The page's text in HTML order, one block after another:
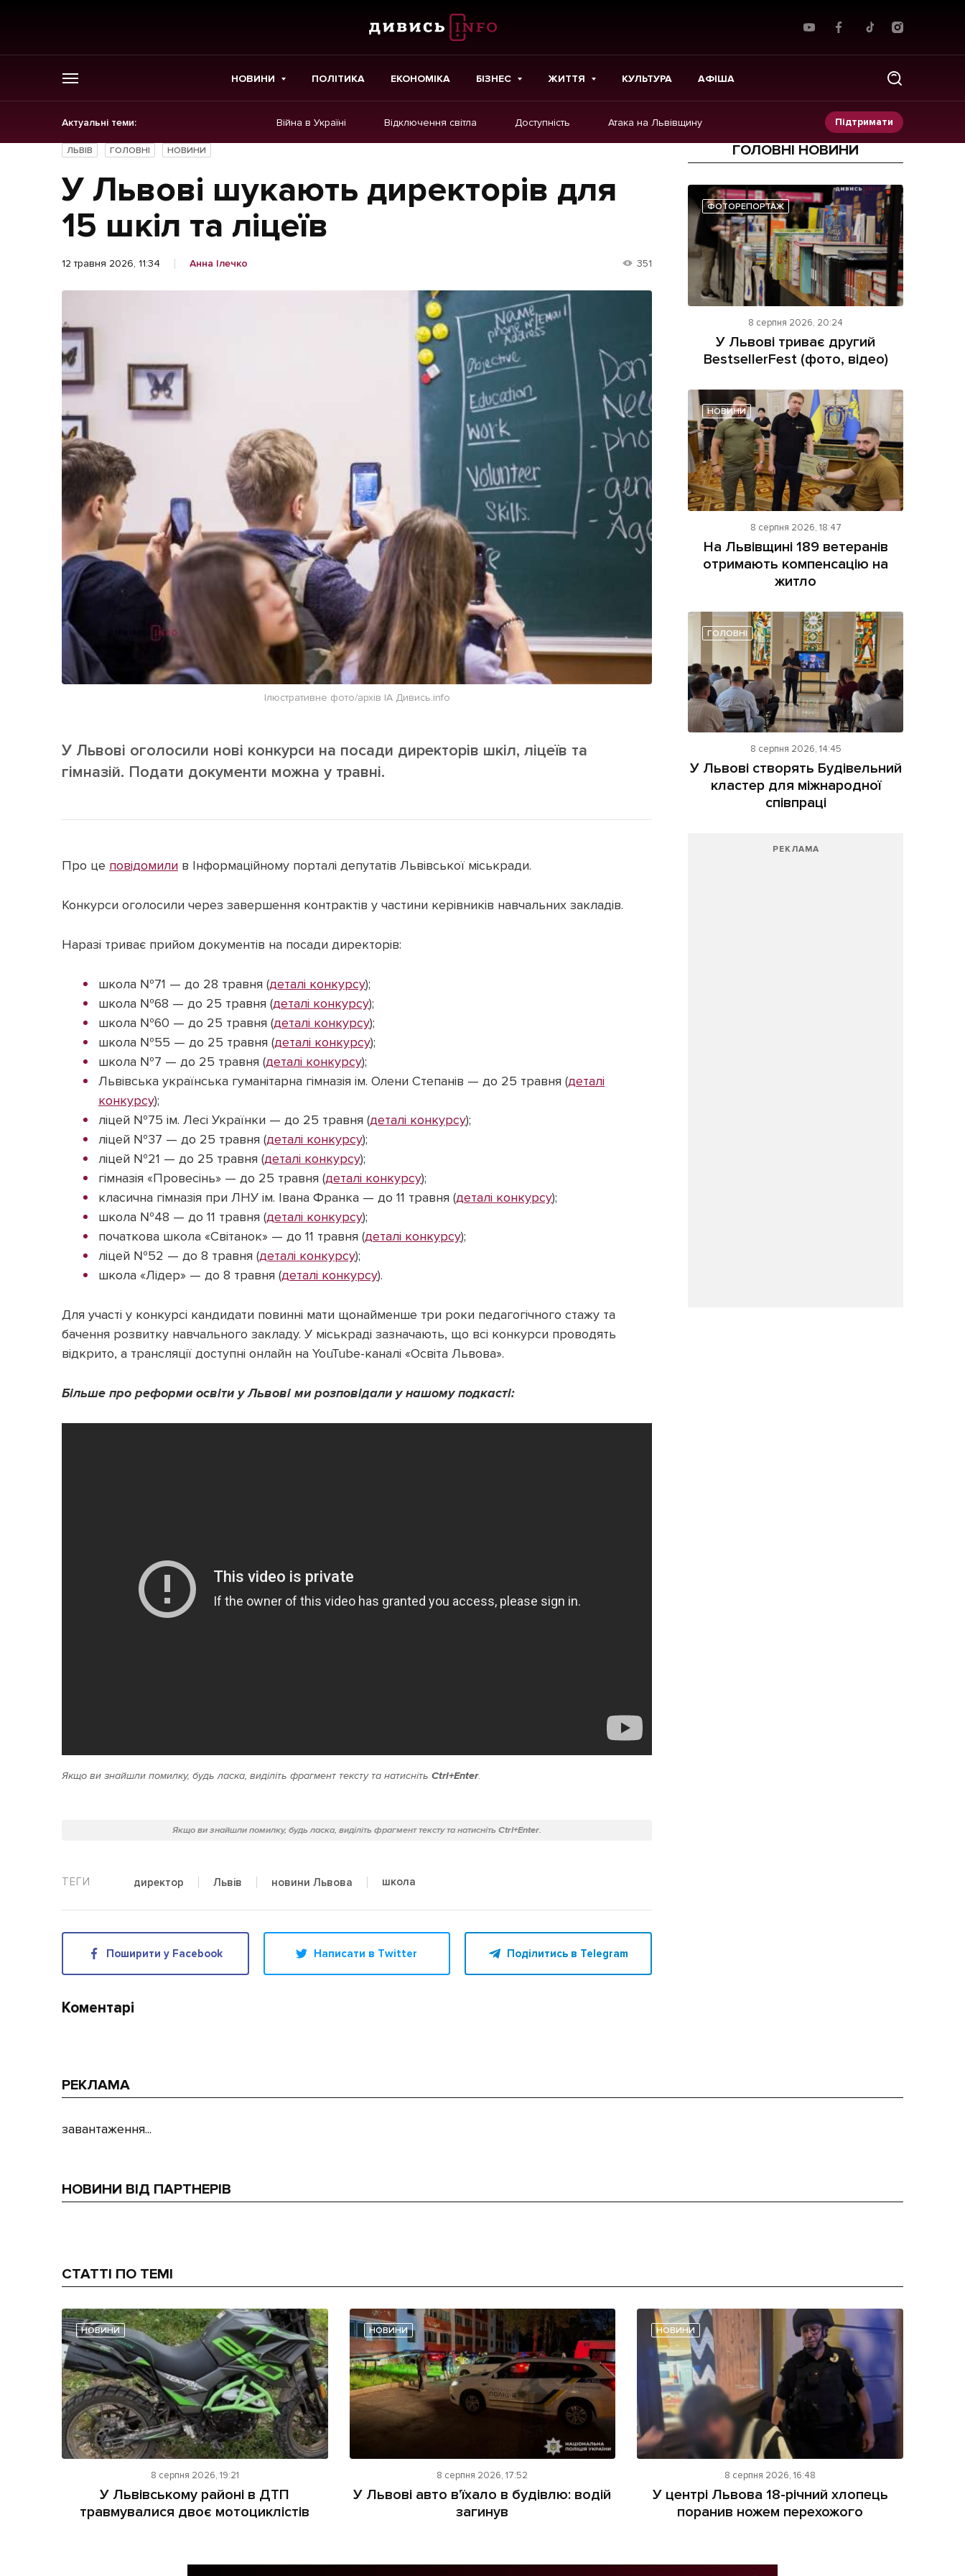
НОВИНИ ПОЛІТИКА ЕКОНОМІКА БІЗНЕС ЖИТТЯ КУЛЬТУРА АФІША
Актуальні теми: Війна в Україні Відключення світла Доступність Атака на Львівщину Підтримати
ГОЛОВНЕ
Новини
Політика
Бізнес
Життя
Культура
Афіша
Картки
Ініціативи
Лонгріди
Прес-релізи
Фото/Відео
Made in Lviv
[email protected]
Реклама на сайті
Політика конфіденційності
ЛЬВІВ ГОЛОВНІ НОВИНИ
У Львові шукають директорів для
15 шкіл та ліцеїв
12 травня 2026, 11:34 Анна Ілечко 351
Ілюстративне фото/архів ІА Дивись.info
У Львові оголосили нові конкурси на посади директорів шкіл, ліцеїв та
гімназій. Подати документи можна у травні.
Про це повідомили в Інформаційному порталі депутатів Львівської міськради.
Конкурси оголосили через завершення контрактів у частини керівників навчальних закладів.
Наразі триває прийом документів на посади директорів:
школа №71 — до 28 травня (деталі конкурсу);
школа №68 — до 25 травня (деталі конкурсу);
школа №60 — до 25 травня (деталі конкурсу);
школа №55 — до 25 травня (деталі конкурсу);
школа №7 — до 25 травня (деталі конкурсу);
Львівська українська гуманітарна гімназія ім. Олени Степанів — до 25 травня (деталі
конкурсу);
ліцей №75 ім. Лесі Українки — до 25 травня (деталі конкурсу);
ліцей №37 — до 25 травня (деталі конкурсу);
ліцей №21 — до 25 травня (деталі конкурсу);
гімназія «Провесінь» — до 25 травня (деталі конкурсу);
класична гімназія при ЛНУ ім. Івана Франка — до 11 травня (деталі конкурсу);
школа №48 — до 11 травня (деталі конкурсу);
початкова школа «Світанок» — до 11 травня (деталі конкурсу);
ліцей №52 — до 8 травня (деталі конкурсу);
школа «Лідер» — до 8 травня (деталі конкурсу).
Для участі у конкурсі кандидати повинні мати щонайменше три роки педагогічного стажу та
бачення розвитку навчального закладу. У міськраді зазначають, що всі конкурси проводять
відкрито, а трансляції доступні онлайн на YouTube-каналі «Освіта Львова».
Більше про реформи освіти у Львові ми розповідали у нашому подкасті:
Якщо ви знайшли помилку, будь ласка, виділіть фрагмент тексту та натисніть Ctrl+Enter.
Якщо ви знайшли помилку, будь ласка, виділіть фрагмент тексту та натисніть Ctrl+Enter.
директор Львів новини Львова школа
Поширити у Facebook Написати в Twitter Поділитись в Telegram
Коментарі
ГОЛОВНІ НОВИНИ
ФОТОРЕПОРТАЖ
8 серпня 2026, 20:24
У Львові триває другий
BestsellerFest (фото, відео)
НОВИНИ
8 серпня 2026, 18:47
На Львівщині 189 ветеранів
отримають компенсацію на
житло
ГОЛОВНІ
8 серпня 2026, 14:45
У Львові створять Будівельний
кластер для міжнародної
співпраці
РЕКЛАМА
РЕКЛАМА
завантаження...
НОВИНИ ВІД ПАРТНЕРІВ
СТАТТІ ПО ТЕМІ
НОВИНИ
8 серпня 2026, 19:21
У Львівському районі в ДТП
травмувалися двоє мотоциклістів
НОВИНИ
8 серпня 2026, 17:52
У Львові авто в'їхало в будівлю: водій
загинув
НОВИНИ
8 серпня 2026, 16:48
У центрі Львова 18-річний хлопець
поранив ножем перехожого